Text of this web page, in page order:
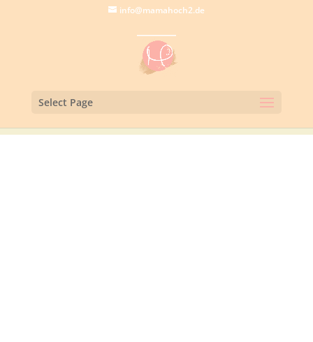
info@mamahoch2.de
Select Page